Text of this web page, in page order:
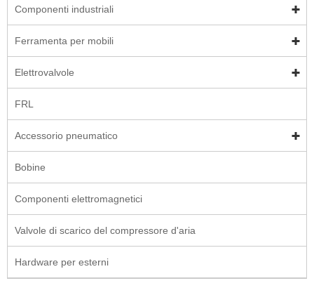
Componenti industriali
Ferramenta per mobili
Elettrovalvole
FRL
Accessorio pneumatico
Bobine
Componenti elettromagnetici
Valvole di scarico del compressore d'aria
Hardware per esterni